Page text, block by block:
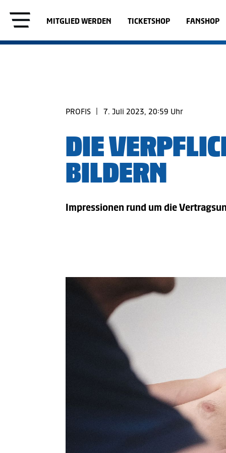
MITGLIED WERDEN TICKETSHOP FANSHOP
PROFIS 7. Juli 2023, 20:59 Uhr
DIE
BILDERN
Impressionen rund um die